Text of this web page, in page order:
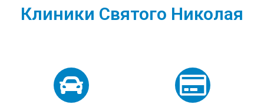
Клиники Святого Николая